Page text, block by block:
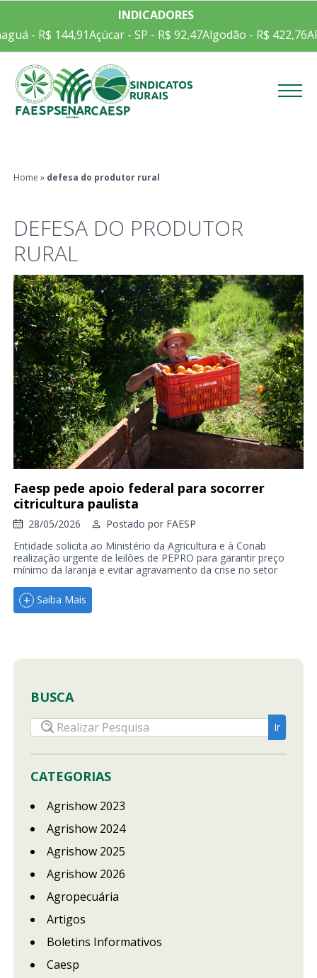
INDICADORES
- R$ 144,91Açúcar - SP - R$ 92,47Algodão - R$ 422,76
Home » defesa do produtor rural
DEFESA DO PRODUTOR
RURAL
Faesp pede apoio federal para socorrer
citricultura paulista
28/05/2026 Postado por FAESP
Entidade solicita ao Ministério da Agricultura e à Conab
realização urgente de leilões de PEPRO para garantir preço
mínimo da laranja e evitar agravamento da crise no setor
Saiba Mais
BUSCA
CATEGORIAS
Agrishow 2023
Agrishow 2024
Agrishow 2025
Agrishow 2026
Agropecuária
Artigos
Boletins Informativos
Caesp